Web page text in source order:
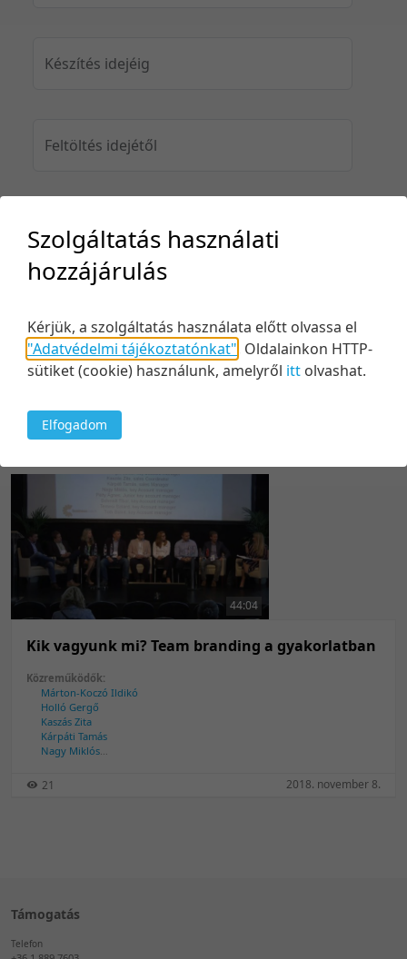
Készítés idejéig
Feltöltés idejétől
Feltöltés idejéig
Keresés
Relevancia szerint
Kezdés/felvétel dátuma szerint
Feltöltés dátuma szerint
Feltöltés dátuma szerint
Utolsó módosítás szerint
Utolsó módosítás szerint
1 tétel
5 tétel/oldal
50 tétel/oldal
100 tétel/oldal
44:04
Kik vagyunk mi? Team branding a gyakorlatban
Közreműködők:
Márton-Koczó Ildikó
Holló Gergő
Kaszás Zita
Kárpáti Tamás
Nagy Miklós
Schmidt Tibor
21 2018. november 8.
Támogatás
Telefon
Szolgáltatás használati
hozzájárulás
Kérjük, a szolgáltatás használata előtt olvassa el
"Adatvédelmi tájékoztatónkat" Oldalainkon HTTP-
sütiket (cookie) használunk, amelyről itt olvashat.
Elfogadom